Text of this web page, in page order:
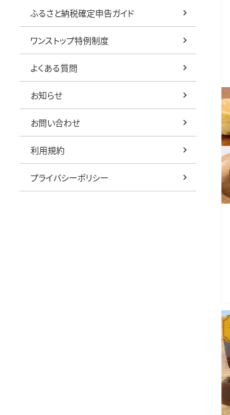
ふるさと納税確定申告ガイド
ワンストップ特例制度
よくある質問
お知らせ
お問い合わせ
利用規約
プライバシーポリシー